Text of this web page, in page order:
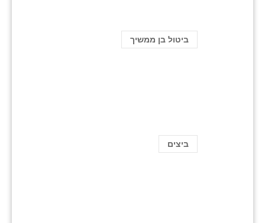
ביטול בן ממשיך
ביצים